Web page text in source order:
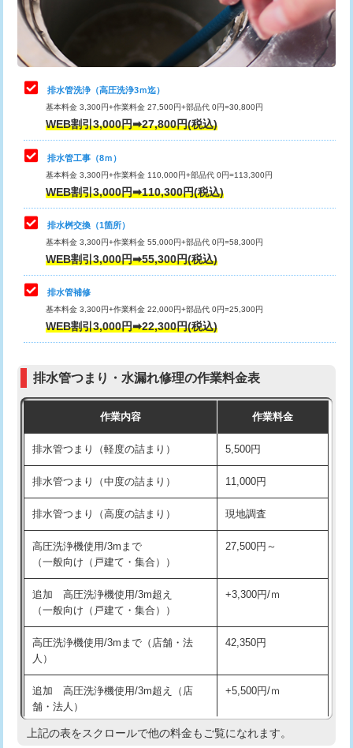
業）
排水管工事（排水管工事/3ｍまで） 55,000円
排水管工事（追加 排水管工事/3ｍ超
え）
マス交換（土の掘削・埋め戻し作業）
マス交換（深さ50㎝未満）
マス交換（深さ50㎝以上）
コンクリート斫り（厚さ10㎝まで）
コンクリート斫り（厚さ10㎝超え）
モルタル補修（厚さ10㎝まで）
モルタル補修（厚さ10㎝超え）
追加人工 16,500円
現場見積
※給水管工事は20mmまでの価格です。
止水・漏水調査・防水処理・清掃・修
理・調整・分解・加工など（軽作業）
11,000円
止水・漏水調査・防水処理・清掃・修
理・調整・分解・加工など（中作業）
22,000円
止水・漏水調査・防水処理・清掃・修
理・調整・分解・加工など（重作業）
33,000円
その他部品の脱着
交換・取付（タンク）
交換・取付(単水栓（壁付・デッキ
式）)
交換・取付(混合水栓（壁付・デッキ
式・ワンホール）)
16,500円+材料費
交換・取付(排水栓・排水トラップ
交換・取付（その他部品） 11,000円+材料費
持込商品取付（単水栓） 13,200円
持込商品取付（混合水栓） 16,500円
持込商品取付（浄水器・分岐水栓） 16,500円
給水管工事※（ホール加工) 16,500円
給水管工事※（バンド止め) 3,300円
給水管工事※（支持金具設置)
給水管工事※（保温材使用（バンド止
め込み）)
5,500円
給水管工事※（土の掘削・埋め戻し作
業)
11,000円
給水管工事※（塩ビ管（VP・HI）使
用/3ｍまで)
33,000円
給水管工事※（塩ビ管（VP・HI）使
+8,800円
排水管洗浄（高圧洗浄3ｍ迄）
基本料金 3,300円+作業料金 27,500円+部品代 0円=30,800円
WEB割引3,000円➡27,800円(税込)
排水管工事（8ｍ）
基本料金 3,300円+作業料金 110,000円+部品代 0円=113,300円
WEB割引3,000円➡110,300円(税込)
排水桝交換（1箇所）
基本料金 3,300円+作業料金 55,000円+部品代 0円=58,300円
WEB割引3,000円➡55,300円(税込)
排水管補修
基本料金 3,300円+作業料金 22,000円+部品代 0円=25,300円
WEB割引3,000円➡22,300円(税込)
排水管つまり・水漏れ修理の作業料金表
作業内容 作業料金
排水管つまり（軽度の詰まり） 5,500円
排水管つまり（中度の詰まり） 11,000円
排水管つまり（高度の詰まり） 現地調査
高圧洗浄機使用/3mまで
（一般向け（戸建て・集合））
27,500円～
追加 高圧洗浄機使用/3m超え
（一般向け（戸建て・集合））
+3,300円/ｍ
高圧洗浄機使用/3mまで（店舗・法
人）
42,350円
追加 高圧洗浄機使用/3m超え（店
舗・法人）
+5,500円/ｍ
高度高圧洗浄換 現地調査
上記の表をスクロールで他の料金もご覧になれます。